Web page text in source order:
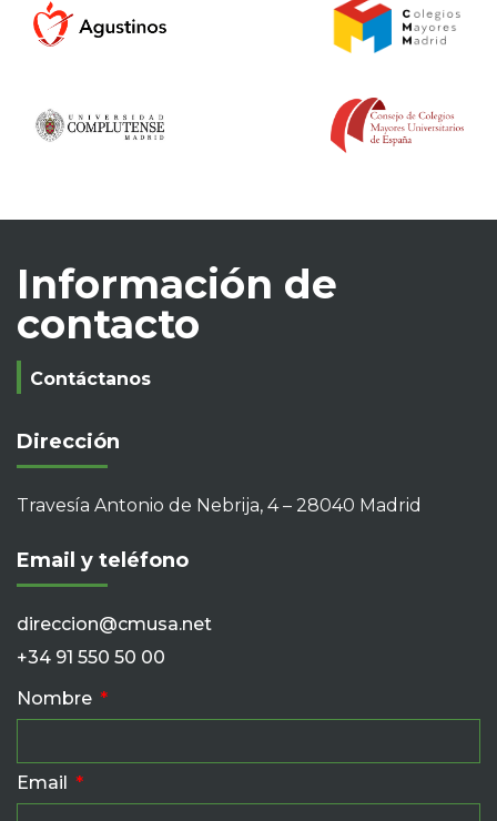
Información de
contacto
Contáctanos
Dirección
Travesía Antonio de Nebrija, 4 – 28040 Madrid
Email y teléfono
direccion@cmusa.net
+34 91 550 50 00
Nombre
Email